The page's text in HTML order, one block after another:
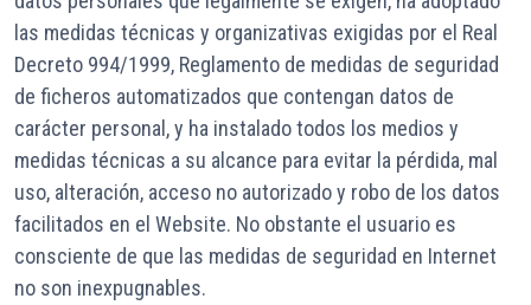
las medidas técnicas y organizativas exigidas por el Real
Decreto 994/1999, Reglamento de medidas de seguridad
de ficheros automatizados que contengan datos de
carácter personal, y ha instalado todos los medios y
medidas técnicas a su alcance para evitar la pérdida, mal
uso, alteración, acceso no autorizado y robo de los datos
facilitados en el Website. No obstante el usuario es
consciente de que las medidas de seguridad en Internet
no son inexpugnables.